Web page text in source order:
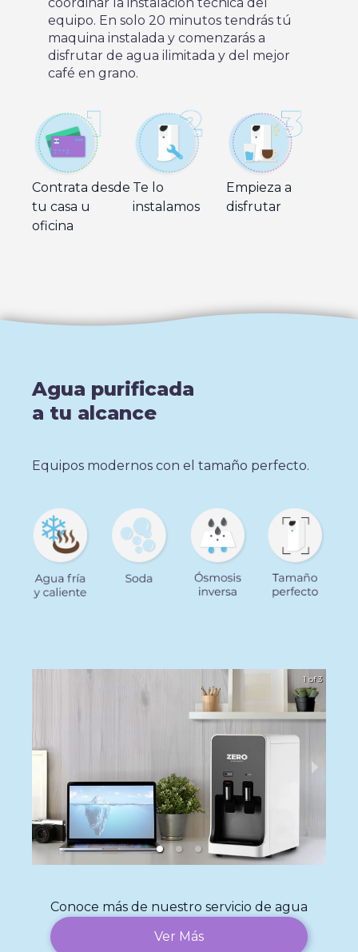
equipo. En solo 20 minutos tendrás tú
maquina instalada y comenzarás a
disfrutar de agua ilimitada y del mejor
café en grano.
Contrata desde
tu casa u
oficina
Te lo
instalamos
Empieza a
disfrutar
Agua purificada
a tu alcance
Equipos modernos con el tamaño perfecto.
1 of 3
Conoce más de nuestro servicio de agua
Ver Más